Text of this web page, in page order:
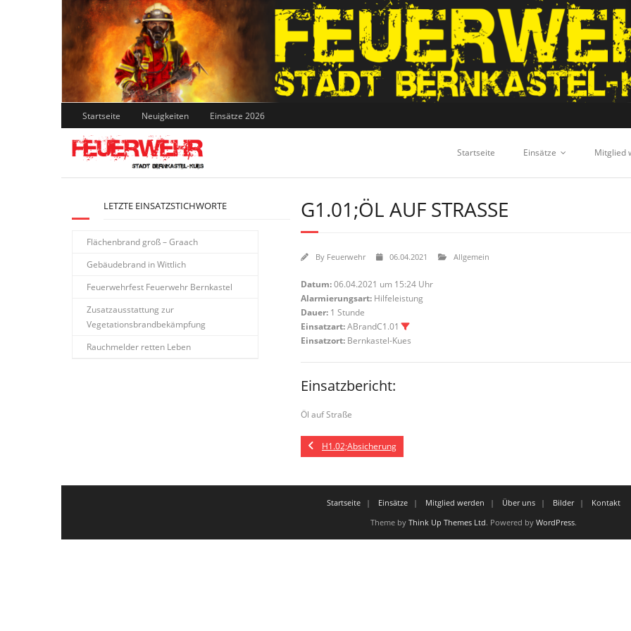
Skip
to
content
Startseite Neuigkeiten Einsätze 2026
Startseite Einsätze Mitglied
G1.01;ÖL AUF STRASSE
By Feuerwehr 06.04.2021 Allgemein
Datum:06.04.2021 um 15:24 Uhr
Alarmierungsart: Hilfeleistung
Dauer: 1 Stunde
Einsatzart:ABrandC1.01
Einsatzort: Bernkastel-Kues
Einsatzbericht:
Öl auf Straße
H1.02;Absicherung
LETZTE EINSATZSTICHWORTE
Flächenbrand groß – Graach
Gebäudebrand in Wittlich
Feuerwehrfest Feuerwehr Bernkastel
Zusatzausstattung zur
Vegetationsbrandbekämpfung
Rauchmelder retten Leben
Startseite Einsätze Mitglied werden Über uns Bilder
Kontakt
Theme by Think Up Themes Ltd. Powered by WordPress.